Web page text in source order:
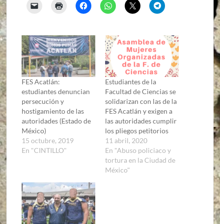
FES Acatlán:
estudiantes denuncian
persecución y
hostigamiento de las
autoridades (Estado de
México)
15 octubre, 2019
En "CINTILLO"
Estudiantes de la
Facultad de Ciencias se
solidarizan con las de la
FES Acatlán y exigen a
las autoridades cumplir
los pliegos petitorios
11 abril, 2020
En "Abuso policiaco y
tortura en la Ciudad de
México"